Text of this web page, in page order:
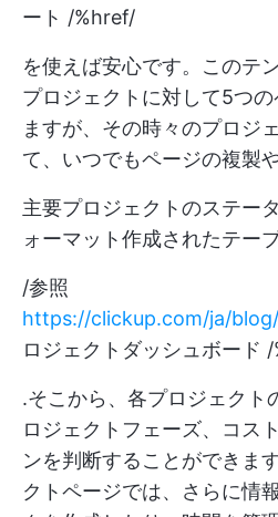
ート /%href/
を使えば安心です。このテ
プロジェクトに対して5つ
ますが、その時々のプロジ
て、いつでもページの複製
主要プロジェクトのステー
ォーマット作成されたテー
/参照
https://clickup.com/ja/
ロジェクトダッシュボード
.そこから、各プロジェクト
ロジェクトフェーズ、コス
ンを判断することができま
クトページでは、さらに情